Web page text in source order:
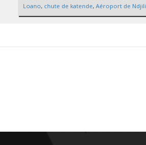
Loano, chute de katende, Aéroport de Ndjili